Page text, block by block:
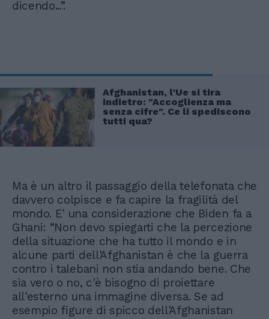
dicendo...”.
Afghanistan, l'Ue si tira
indietro: "Accoglienza ma
senza cifre". Ce li spediscono
tutti qua?
Ma è un altro il passaggio della telefonata che
davvero colpisce e fa capire la fragilità del
mondo. E' una considerazione che Biden fa a
Ghani: “Non devo spiegarti che la percezione
della situazione che ha tutto il mondo e in
alcune parti dell'Afghanistan è che la guerra
contro i talebani non stia andando bene. Che
sia vero o no, c'è bisogno di proiettare
all'esterno una immagine diversa. Se ad
esempio figure di spicco dell'Afghanistan